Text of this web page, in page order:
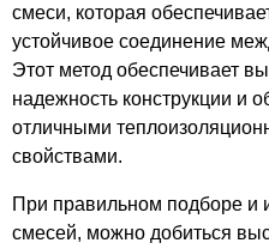
смеси, которая
устойчивое соединение
Этот метод обеспечивает
надежность конструкции и
отличными
свойствами.
При правильном подборе и
смесей, можно добиться